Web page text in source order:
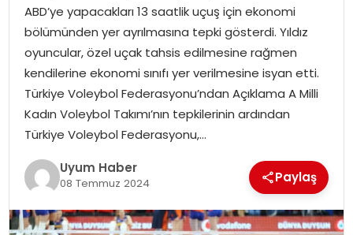
SAĞLIK
MAGAZIN
YAŞAM
ABD’ye yapacakları 13 saatlik uçuş için ekonomi
bölümünden yer ayrılmasına tepki gösterdi. Yıldız
oyuncular, özel uçak tahsis edilmesine rağmen
kendilerine ekonomi sınıfı yer verilmesine isyan etti.
Türkiye Voleybol Federasyonu’ndan Açıklama A Milli
Kadın Voleybol Takımı’nın tepkilerinin ardından
Türkiye Voleybol Federasyonu,…
Uyum Haber
08 Temmuz 2024 Paylaş